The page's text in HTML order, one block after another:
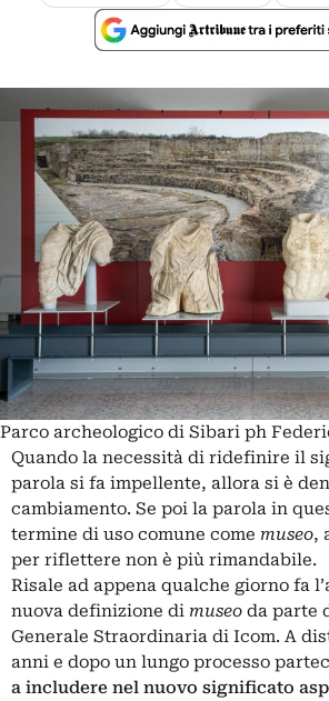
Parco archeologico di Sibari ph
Quando la necessità di ridefinire il
parola si fa impellente, allora si è
cambiamento. Se poi la parola in
termine di uso comune come museo,
per riflettere non è più rimandabile.
Risale ad appena qualche giorno fa
nuova definizione di museo da parte
Generale Straordinaria di Icom. A
anni e dopo un lungo processo
a includere nel nuovo significato